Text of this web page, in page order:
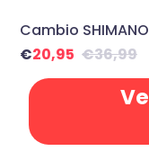
Cambio
€36,99
€20,95